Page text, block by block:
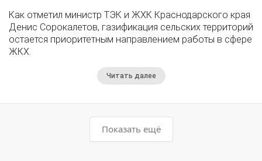
Как отметил министр ТЭК и ЖХК Краснодарского края
Денис Сорокалетов, газификация сельских территорий
остается приоритетным направлением работы в сфере
ЖКХ.
Читать далее
Показать ещё